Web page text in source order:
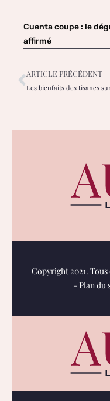
Cuenta coupe : le
affirmé
ARTICLE PRÉCÉDENT
Copyright 2021.
- Plan du